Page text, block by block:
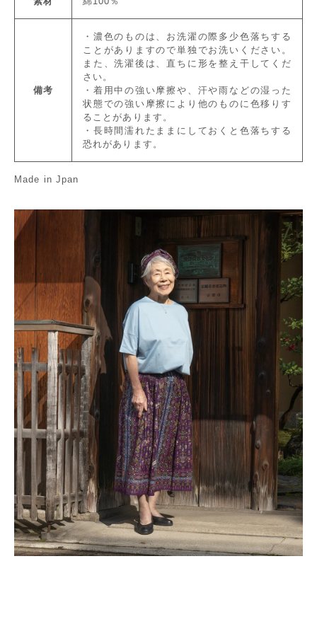
備考
・濃色のものは、お洗濯の際多少色落ちする
ことがありますので単独でお洗いください。
また、洗濯後は、直ちに形を整え干してくだ
さい。
・着用中の強い摩擦や、汗や雨などの湿った
状態での強い摩擦により他のものに色移りす
ることがあります。
・長時間濡れたままにしておくと色落ちする
恐れがあります。
Made in Jpan